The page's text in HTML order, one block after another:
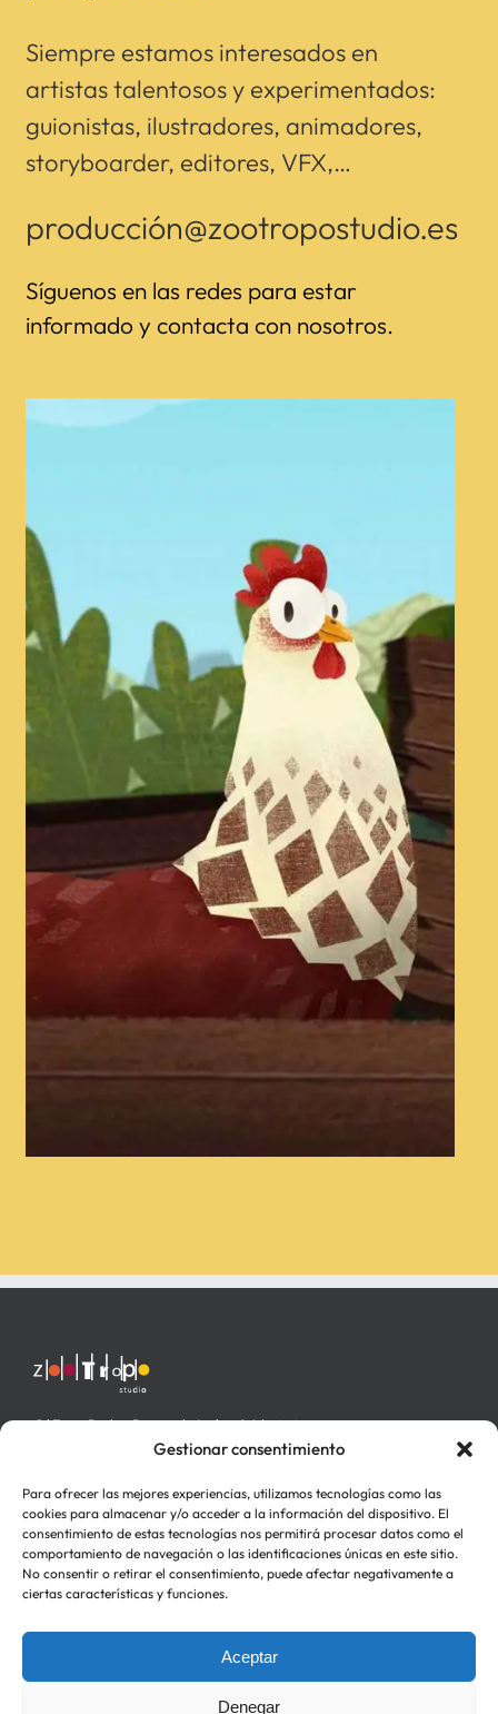
Gestionar consentimiento
Para ofrecer las mejores experiencias, utilizamos tecnologías como las
cookies para almacenar y/o acceder a la información del dispositivo. El
consentimiento de estas tecnologías nos permitirá procesar datos como el
comportamiento de navegación o las identificaciones únicas en este sitio.
No consentir o retirar el consentimiento, puede afectar negativamente a
ciertas características y funciones.
Aceptar
Denegar
Siempre estamos interesados en
artistas talentosos y experimentados:
guionistas, ilustradores, animadores,
storyboarder, editores, VFX,…
producción@zootropostudio.es
Síguenos en las redes para estar
informado y contacta con nosotros.
C/ Fray Pedro Ponce de León nº 4 bajo izq.
Política de Privacidad Política de cookies (UE)